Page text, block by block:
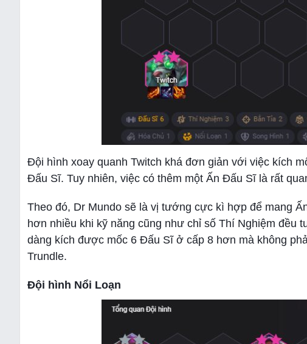
Đội hình xoay quanh Twitch khá đơn giản với việc kích
Đấu Sĩ. Tuy nhiên, việc có thêm một Ấn Đấu Sĩ là rất
Theo đó, Dr Mundo sẽ là vị tướng cực kì hợp để mang
hơn nhiều khi kỹ năng cũng như chỉ số Thí Nghiệm
dàng kích được mốc 6 Đấu Sĩ ở cấp 8 hơn mà không
Trundle.
Đội hình Nổi Loạn